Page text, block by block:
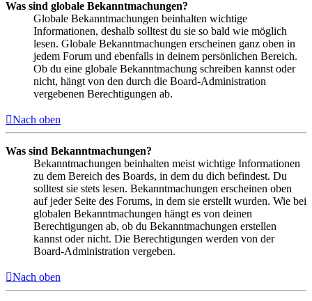
Was sind globale Bekanntmachungen?
Globale Bekanntmachungen beinhalten wichtige
Informationen, deshalb solltest du sie so bald wie möglich
lesen. Globale Bekanntmachungen erscheinen ganz oben in
jedem Forum und ebenfalls in deinem persönlichen Bereich.
Ob du eine globale Bekanntmachung schreiben kannst oder
nicht, hängt von den durch die Board-Administration
vergebenen Berechtigungen ab.
Nach oben
Was sind Bekanntmachungen?
Bekanntmachungen beinhalten meist wichtige Informationen
zu dem Bereich des Boards, in dem du dich befindest. Du
solltest sie stets lesen. Bekanntmachungen erscheinen oben
auf jeder Seite des Forums, in dem sie erstellt wurden. Wie bei
globalen Bekanntmachungen hängt es von deinen
Berechtigungen ab, ob du Bekanntmachungen erstellen
kannst oder nicht. Die Berechtigungen werden von der
Board-Administration vergeben.
Nach oben